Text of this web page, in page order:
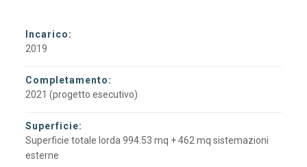
Incarico:
2019
Completamento:
2021 (progetto esecutivo)
Superficie:
Superficie totale lorda 994.53 mq + 462 mq sistemazioni
esterne